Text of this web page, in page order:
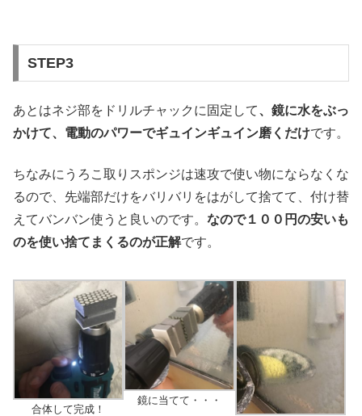
STEP3
あとはネジ部をドリルチャックに固定して、鏡に水をぶっ
かけて、電動のパワーでギュインギュイン磨くだけです。
ちなみにうろこ取りスポンジは速攻で使い物にならなくな
るので、先端部だけをバリバリをはがして捨てて、付け替
えてバンバン使うと良いのです。 なので１００円の安いも
のを使い捨てまくるのが正解です。
合体して完成！
鏡に当てて・・・